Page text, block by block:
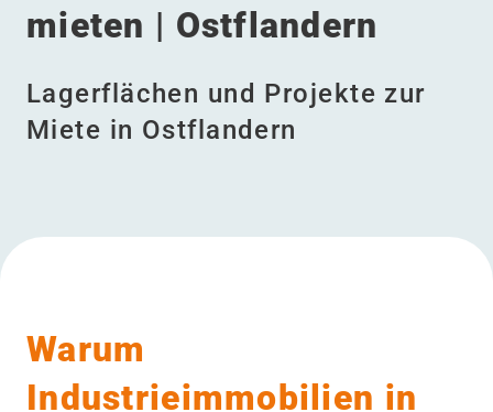
mieten | Ostflandern
Lagerflächen und Projekte zur
Miete in Ostflandern
Warum
Industrieimmobilien in